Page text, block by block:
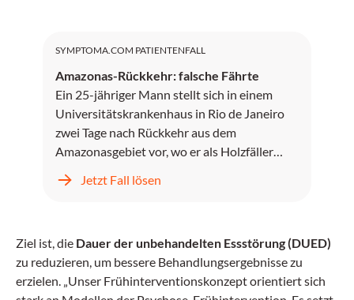
SYMPTOMA.COM PATIENTENFALL
Amazonas-Rückkehr: falsche Fährte
Ein 25-jähriger Mann stellt sich in einem
Universitätskrankenhaus in Rio de Janeiro
zwei Tage nach Rückkehr aus dem
Amazonasgebiet vor, wo er als Holzfäller
gearbeitet hat.
Jetzt Fall lösen
Ziel ist, die Dauer der unbehandelten Essstörung (DUED)
zu reduzieren, um bessere Behandlungsergebnisse zu
erzielen. „Unser Frühinterventionskonzept orientiert sich